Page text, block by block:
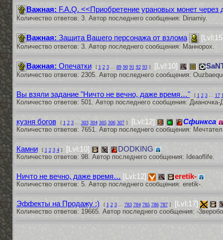
Важная: F.A.Q. <<Приобретение урановых монет через
Количество ответов: 3. Автор последнего сообщения: Dinamiy.
Важная: Защита Вашего персонажа от взлома
Количество ответов: 3. Автор последнего сообщения: Маннорох.
Важная: Опечатки [ 1 2 3... 89 90 91 92 93] [Lvl:10]
Количество ответов: 2305. Автор последнего сообщения:
Вы взяли задание "Ничто не вечно, даже время…" [ 1 2 3... 17
Количество ответов: 501. Автор последнего сообщения: Дианочка-
кузня богов [ 1 2 3... 303 304 305 306 307] [Lvl:12] Сфинкса
Количество ответов: 7651. Автор последнего сообщения:
Камни [ 1 2 3 4] [Lvl:10] DODKING
Количество ответов: 98. Автор последнего сообщения: Ideaoflife.
Ничто не вечно, даже время… [Lvl:12] eretik-
Количество ответов: 5. Автор последнего сообщения: eretik-.
Эффекты на Продажу :) [ 1 2 3... 783 784 785 786 787] [Lvl:17]
Количество ответов: 19665. Автор последнего сообщения: -